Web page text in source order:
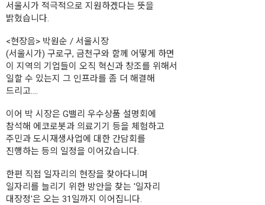
서울시가 적극적으로 지원하겠다는 뜻을
밝혔습니다.
<현장음> 박원순 / 서울시장
(서울시가) 구로구, 금천구와 함께 어떻게 하면
이 지역의 기업들이 오직 혁신과 창조를 위해서
일할 수 있는지 그 인프라를 좀 더 해결해
드리고….
이어 박 시장은 G밸리 우수상품 설명회에
참석해 에코로봇과 의료기기 등을 체험하고
주민과 도시재생사업에 대한 간담회를
진행하는 등의 일정을 이어갔습니다.
한편 직접 일자리의 현장을 찾아다니며
일자리를 늘리기 위한 방안을 찾는 '일자리
대장정'은 오는 31일까지 이어집니다.